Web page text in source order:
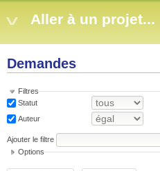
Aller à un projet...
Demandes
Filtres
Statut
Auteur
Ajouter le filtre
Options